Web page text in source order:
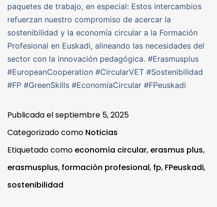
paquetes de trabajo, en especial: Estos intercambios
refuerzan nuestro compromiso de acercar la
sostenibilidad y la economía circular a la Formación
Profesional en Euskadi, alineando las necesidades del
sector con la innovación pedagógica. #Erasmusplus
#EuropeanCooperation #CircularVET #Sostenibilidad
#FP #GreenSkills #EconomíaCircular #FPeuskadi
Publicada elseptiembre 5, 2025
Categorizado como Noticias
Etiquetado como economía circular, erasmus plus,
erasmusplus, formación profesional, fp, FPeuskadi,
sostenibilidad